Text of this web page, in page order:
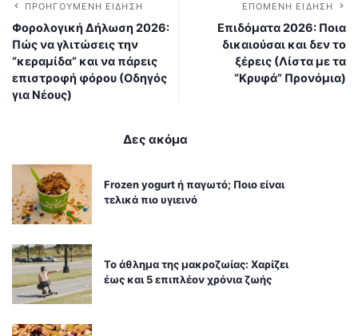
ΠΡΟΗΓΟΎΜΕΝΗ ΕΊΔΗΣΗ
Φορολογική Δήλωση 2026:
Πώς να γλιτώσεις την
“κεραμίδα” και να πάρεις
επιστροφή φόρου (Οδηγός
για Νέους)
ΕΠΌΜΕΝΗ ΕΊΔΗΣΗ
Επιδόματα 2026: Ποια
δικαιούσαι και δεν το
ξέρεις (Λίστα με τα
“Κρυφά” Προνόμια)
Δες ακόμα
Frozen yogurt ή παγωτό; Ποιο είναι
τελικά πιο υγιεινό
Το άθλημα της μακροζωίας: Χαρίζει
έως και 5 επιπλέον χρόνια ζωής